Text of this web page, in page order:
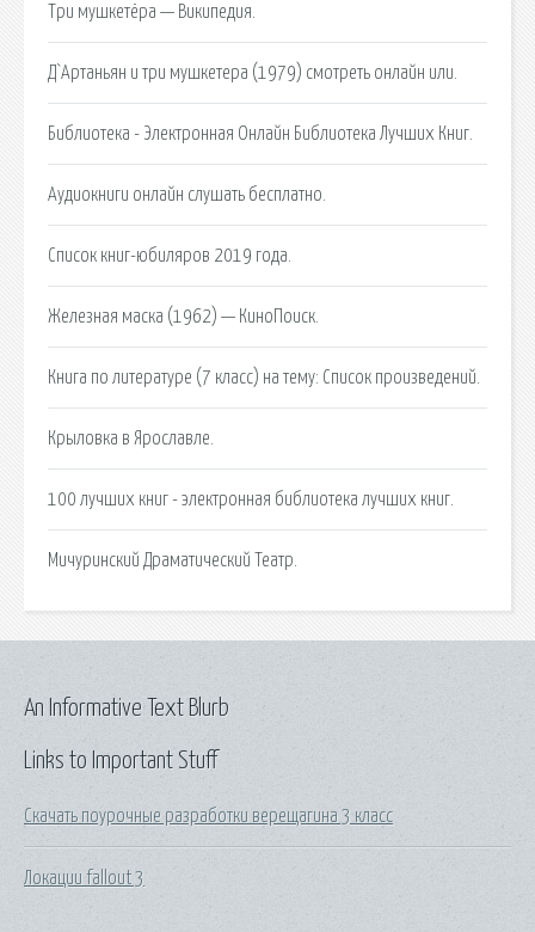
Три мушкетёра — Википедия.
Д`Артаньян и три мушкетера (1979) смотреть онлайн или.
Библиотека - Электронная Онлайн Библиотека Лучших Книг.
Аудиокниги онлайн cлушать бесплатно.
Список книг-юбиляров 2019 года.
Железная маска (1962) — КиноПоиск.
Книга по литературе (7 класс) на тему: Список произведений.
Крыловка в Ярославле.
100 лучших книг - электронная библиотека лучших книг.
Мичуринский Драматический Театр.
Links to Important Stuff
Скачать поурочные разработки верещагина 3 класс
Локации fallout 3
An Informative Text Blurb